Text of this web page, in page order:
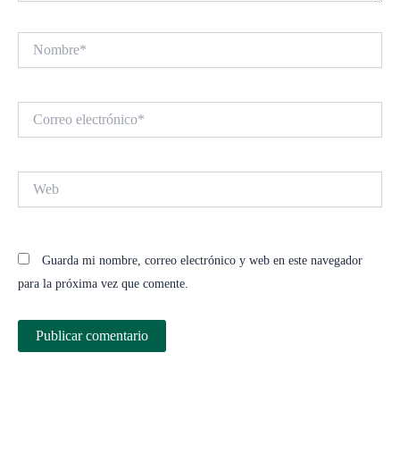
electrónico*
Guarda mi nombre, correo electrónico y web en este navegador
para la próxima vez que comente.